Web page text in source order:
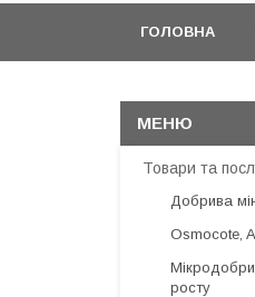
ГОЛОВНА
Товари та
Добрива
Osmocote,
росту